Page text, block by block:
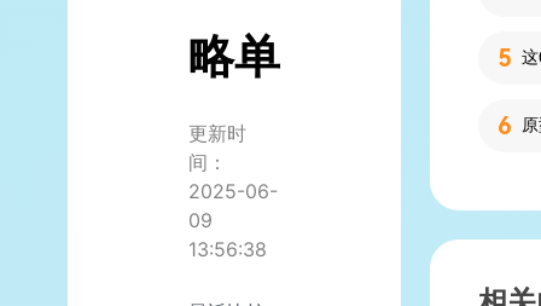
略单
更新时
间：
2025-06-
09
13:56:38